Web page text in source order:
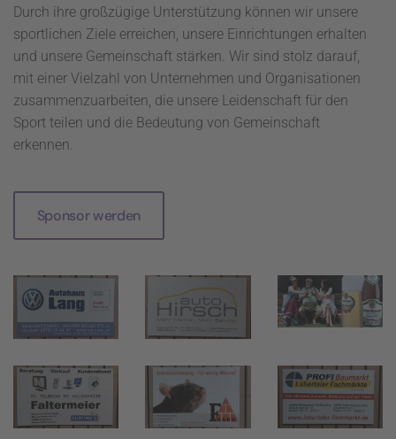
Durch ihre großzügige Unterstützung können wir unsere
sportlichen Ziele erreichen, unsere Einrichtungen erhalten
und unsere Gemeinschaft stärken. Wir sind stolz darauf,
mit einer Vielzahl von Unternehmen und Organisationen
zusammenzuarbeiten, die unsere Leidenschaft für den
Sport teilen und die Bedeutung von Gemeinschaft
erkennen.
Sponsor werden